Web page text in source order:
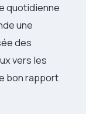
quotidienne
une
des
vers les
bon rapport